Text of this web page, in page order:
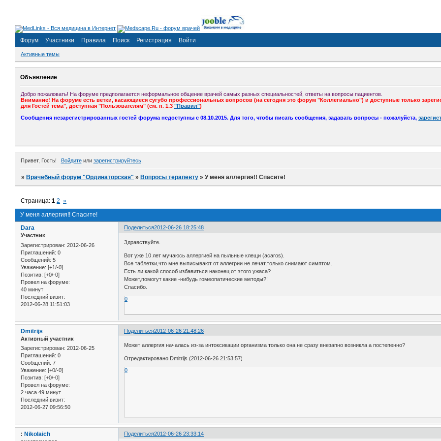
Форум Участники Правила Поиск Регистрация Войти
Активные темы
Объявление
Добро пожаловать! На форуме предполагается неформальное общение врачей самых разных специальностей, ответы на вопросы пациентов.
Внимание! На форуме есть ветки, касающиеся сугубо профессиональных вопросов (на сегодня это форум "Коллегиально") и доступные только
для Гостей тема", доступная "Пользователям" (см. п. 1.3 "Правил")
Сообщения незарегистрированных гостей форума недоступны с 08.10.2015. Для того, чтобы писать сообщения, задавать вопросы - пожалуйста,
Привет, Гость! Войдитеили зарегистрируйтесь.
» Врачебный форум "Ординаторская" » Вопросы терапевту »У меня аллергия!! Спасите!
У меня аллергия!! Спасите!
Страница:1 2 »
Поделиться2012-06-26 18:25:48
Dara
Участник
Зарегистрирован: 2012-06-26
Приглашений: 0
Сообщений: 5
Уважение: [+1/-0]
Позитив: [+0/-0]
Провел на форуме:
40 минут
Последний визит:
2012-06-28 11:51:03
Здравствуйте.
Вот уже 10 лет мучаюсь аллергией на пыльные клещи (acaros).
Все таблетки,что мне выписывают от аллегрии не лечат,только снимают симптом.
Есть ли какой способ избавиться наконец от этого ужаса?
Может,помогут какие -нибудь гомеопатические методы?!
Спасибо.
0
Поделиться2012-06-26 21:48:26
Dmitrijs
Активный участник
Зарегистрирован: 2012-06-25
Приглашений: 0
Сообщений: 7
Уважение: [+0/-0]
Позитив: [+0/-0]
Провел на форуме:
2 часа 49 минут
Последний визит:
2012-06-27 09:56:50
Может аллергия началась из-за интоксикации организма только она не сразу внезапно возникла а постепенно?
Отредактировано Dmitrijs (2012-06-26 21:53:57)
0
Поделиться2012-06-26 23:33:14
: Nikolaich